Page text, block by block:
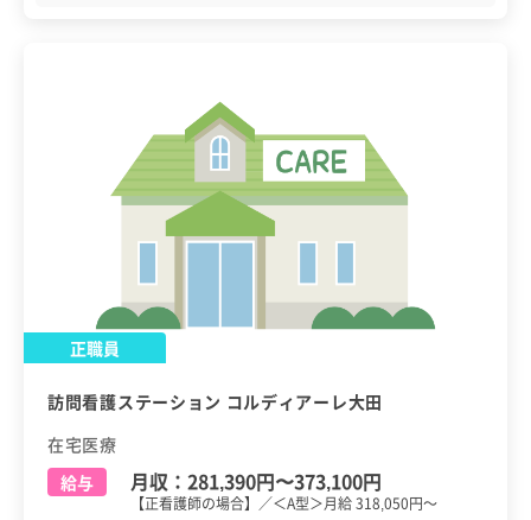
正職員
訪問看護ステーション コルディアーレ大田
在宅医療
給与
月収： 281,390円〜373,100円
【正看護師の場合】／＜A型＞月給 318,050円～